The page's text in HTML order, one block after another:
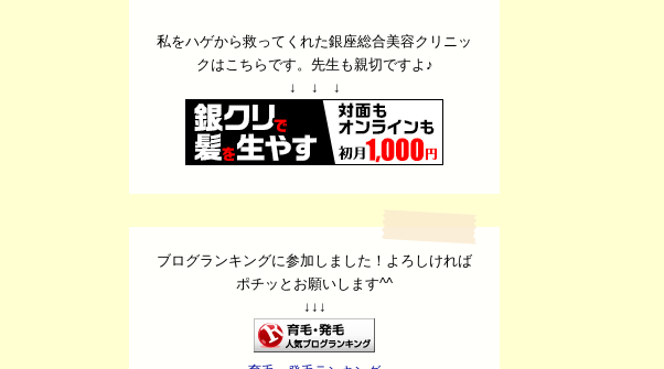
私をハゲから救ってくれた銀座総合美容クリニッ
クはこちらです。先生も親切ですよ♪
↓ ↓ ↓
ブログランキングに参加しました！よろしければ
ポチッとお願いします^^
↓↓↓